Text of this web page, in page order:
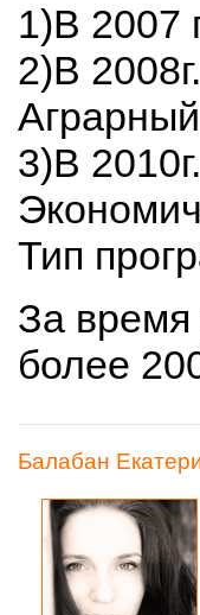
1)В 2007
2)В
3)В
Тип
За время
более
Балабан